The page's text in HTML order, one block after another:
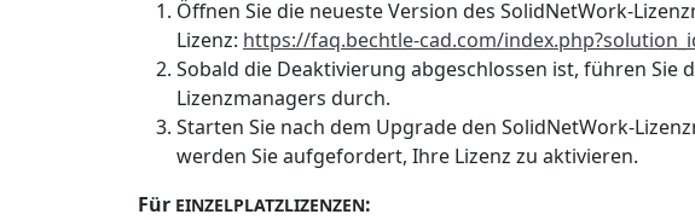
Öffnen Sie die neueste Version des SolidNetWork-
Lizenz: https://faq.bechtle-cad.com/
Sobald die Deaktivierung abgeschlossen ist, führen Sie
Lizenzmanagers durch.
Starten Sie nach dem Upgrade den SolidNetWork-
werden Sie aufgefordert, Ihre Lizenz zu aktivieren.
Für EINZELPLATZLIZENZEN: